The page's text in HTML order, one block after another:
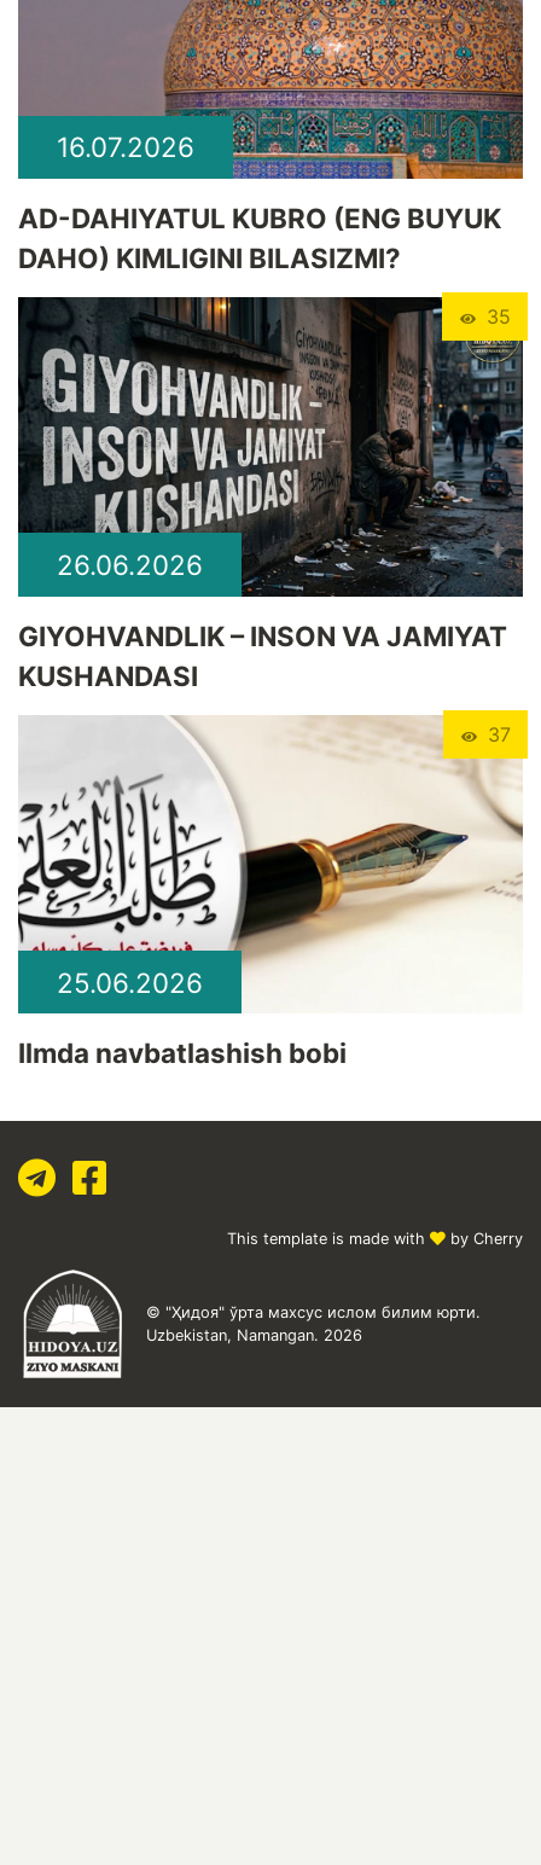
16.07.2026
​AD-DAHIYATUL KUBRO (ENG BUYUK
DAHO) KIMLIGINI BILASIZMI?
35
26.06.2026
GIYOHVANDLIK – INSON VA JAMIYAT
KUSHANDASI
37
25.06.2026
Ilmda navbatlashish bobi
This template is made with by Cherry
© "Ҳидоя" ўрта махсус ислом билим юрти.
Uzbekistan, Namangan. 2026